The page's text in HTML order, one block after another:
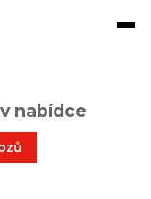
nabídce